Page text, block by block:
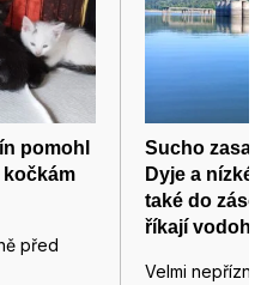
pomohl
před
Sucho
Dyje a nízké
také do
říkají
Velmi